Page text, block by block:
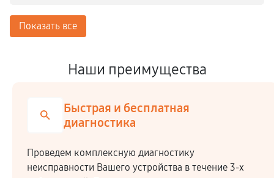
Показать все
Наши преимущества
Быстрая и бесплатная
диагностика
Проведем комплексную диагностику
неисправности Вашего устройства в течение 3-х